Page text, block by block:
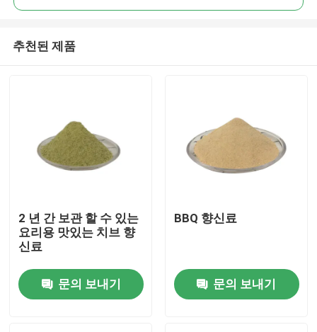
추천된 제품
2 년 간 보관 할 수 있는
요리용 맛있는 치브 향
신료
문의 보내기
BBQ 향신료
문의 보내기